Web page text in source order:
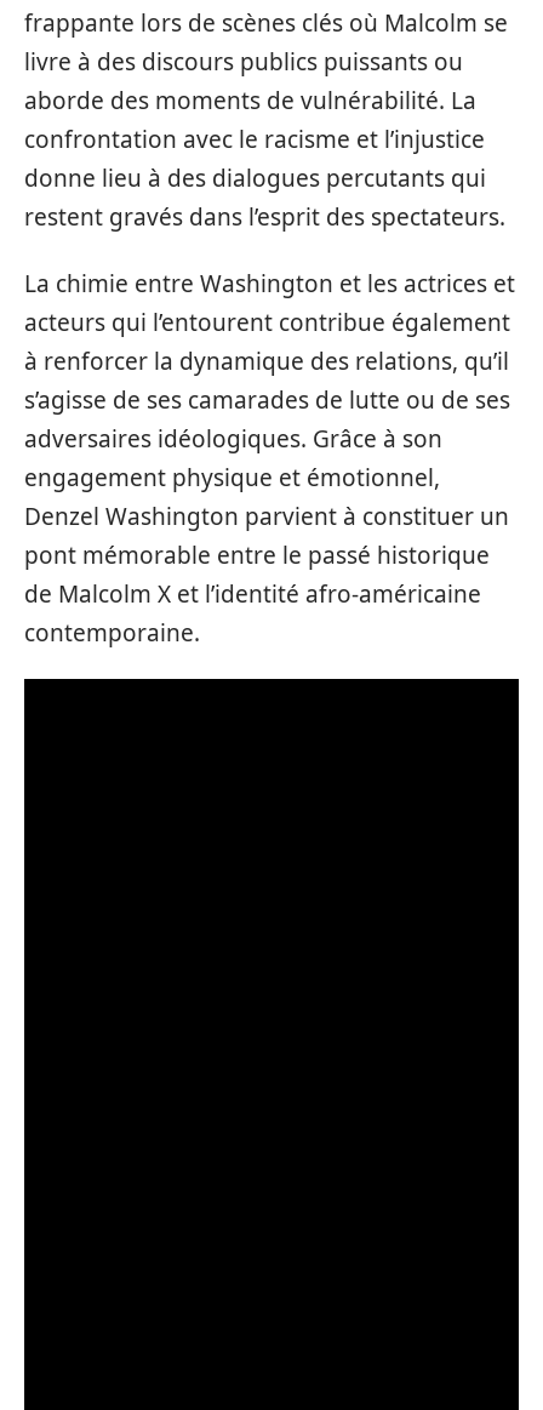
frappante lors de scènes clés où Malcolm se
livre à des discours publics puissants ou
aborde des moments de vulnérabilité. La
confrontation avec le racisme et l’injustice
donne lieu à des dialogues percutants qui
restent gravés dans l’esprit des spectateurs.
La chimie entre Washington et les actrices et
acteurs qui l’entourent contribue également
à renforcer la dynamique des relations, qu’il
s’agisse de ses camarades de lutte ou de ses
adversaires idéologiques. Grâce à son
engagement physique et émotionnel,
Denzel Washington parvient à constituer un
pont mémorable entre le passé historique
de Malcolm X et l’identité afro-américaine
contemporaine.